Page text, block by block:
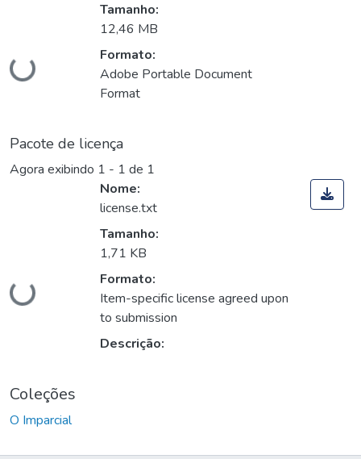
Carregando...
Tamanho:
12,46 MB
Formato:
Adobe Portable Document
Format
Pacote de licença
Agora exibindo 1 - 1 de 1
Carregando...
Nome:
license.txt
Tamanho:
1,71 KB
Formato:
Item-specific license agreed upon
to submission
Descrição:
Coleções
O Imparcial